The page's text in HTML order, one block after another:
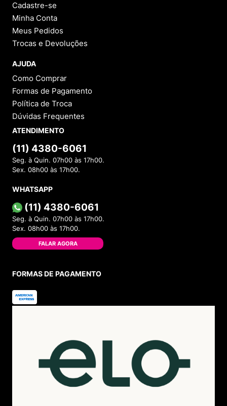
Cadastre-se
Minha Conta
Meus Pedidos
Trocas e Devoluções
AJUDA
Como Comprar
Formas de Pagamento
Política de Troca
Dúvidas Frequentes
ATENDIMENTO
(11) 4380-6061
Seg. à Quin. 07h00 às 17h00.
Sex. 08h00 às 17h00.
WHATSAPP
(11) 4380-6061
Seg. à Quin. 07h00 às 17h00.
Sex. 08h00 às 17h00.
FALAR AGORA
FORMAS DE PAGAMENTO